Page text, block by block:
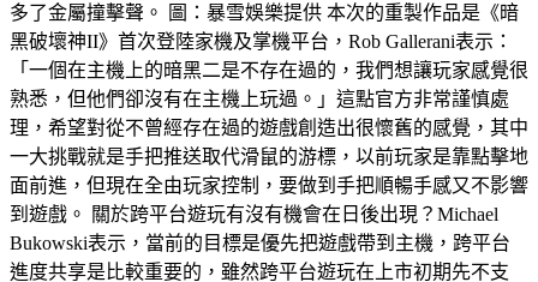
多了金屬撞擊聲。 圖：暴雪娛樂提供 本次的重製作品是《暗
黑破壞神II》首次登陸家機及掌機平台，Rob Gallerani表示：
「一個在主機上的暗黑二是不存在過的，我們想讓玩家感覺很
熟悉，但他們卻沒有在主機上玩過。」這點官方非常謹慎處
理，希望對從不曾經存在過的遊戲創造出很懷舊的感覺，其中
一大挑戰就是手把推送取代滑鼠的游標，以前玩家是靠點擊地
面前進，但現在全由玩家控制，要做到手把順暢手感又不影響
到遊戲。 關於跨平台遊玩有沒有機會在日後出現？Michael
Bukowski表示，當前的目標是優先把遊戲帶到主機，跨平台
進度共享是比較重要的，雖然跨平台遊玩在上市初期先不支